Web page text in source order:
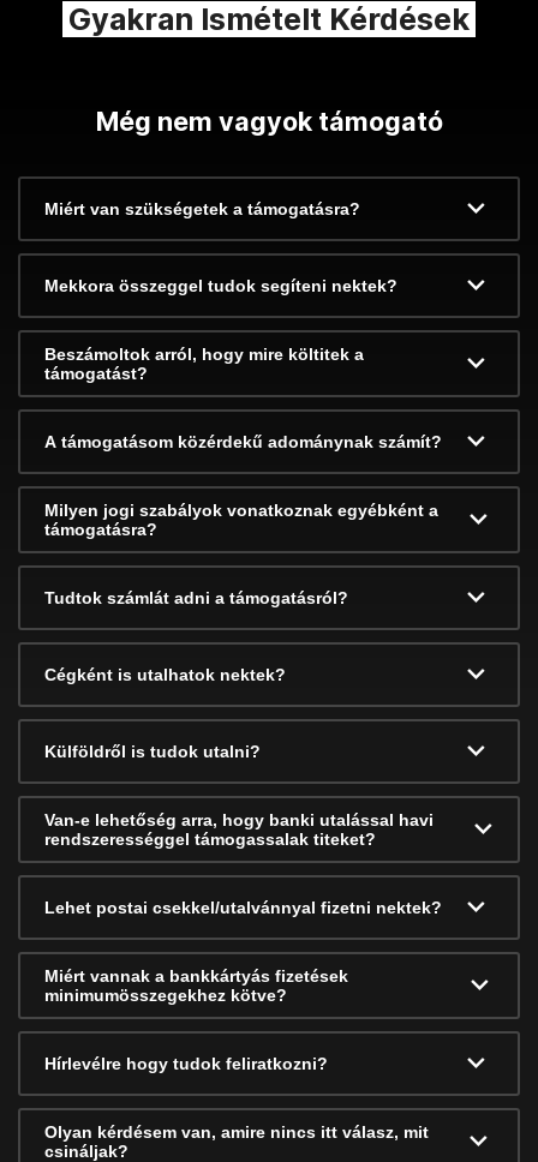
Gyakran Ismételt Kérdések
Még nem vagyok támogató
Miért van szükségetek a támogatásra?
Mekkora összeggel tudok segíteni nektek?
Beszámoltok arról, hogy mire költitek a
támogatást?
A támogatásom közérdekű adománynak számít?
Milyen jogi szabályok vonatkoznak egyébként a
támogatásra?
Tudtok számlát adni a támogatásról?
Cégként is utalhatok nektek?
Külföldről is tudok utalni?
Van-e lehetőség arra, hogy banki utalással havi
rendszerességgel támogassalak titeket?
Lehet postai csekkel/utalvánnyal fizetni nektek?
Miért vannak a bankkártyás fizetések
minimumösszegekhez kötve?
Hírlevélre hogy tudok feliratkozni?
Olyan kérdésem van, amire nincs itt válasz, mit
csináljak?